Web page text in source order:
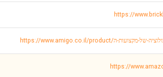
https://
https://